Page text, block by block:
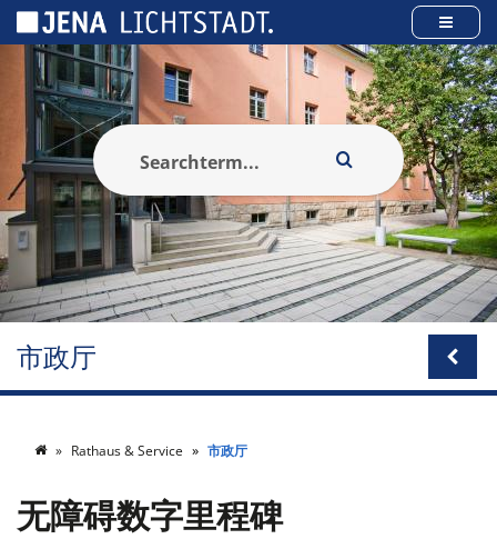
市政厅
Rathaus & Service 市政厅
无障碍数字里程碑
Cookies management panel